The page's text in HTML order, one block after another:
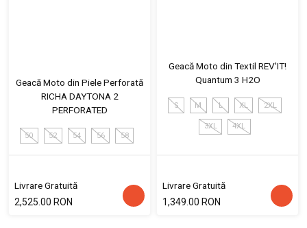
Geacă Moto din Piele Perforată
RICHA DAYTONA 2
PERFORATED
50 52 54 56 58
Livrare Gratuită
2,525.00 RON
Geacă Moto din Textil REV'IT!
Quantum 3 H2O
S M L XL 2XL
3XL 4XL
Livrare Gratuită
1,349.00 RON